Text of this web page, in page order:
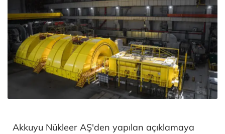
Akkuyu Nükleer AŞ'den yapılan açıklamaya